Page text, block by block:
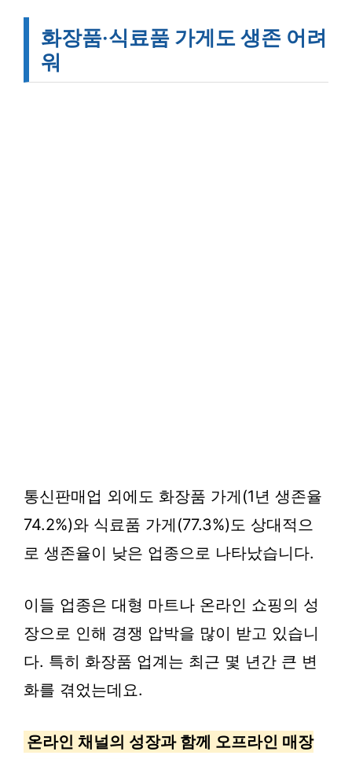
화장품·식료품 가게도 생존 어려
워
통신판매업 외에도 화장품 가게(1년 생존율
74.2%)와 식료품 가게(77.3%)도 상대적으
로 생존율이 낮은 업종으로 나타났습니다.
이들 업종은 대형 마트나 온라인 쇼핑의 성
장으로 인해 경쟁 압박을 많이 받고 있습니
다. 특히 화장품 업계는 최근 몇 년간 큰 변
화를 겪었는데요.
온라인 채널의 성장과 함께 오프라인 매장